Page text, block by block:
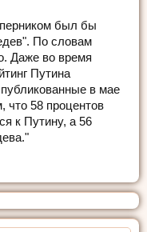
был бы
По словам
Даже во время
Путина
в мае
что 58 процентов
к Путину, а 56